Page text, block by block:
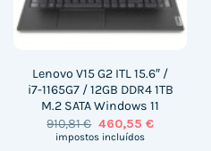
Lenovo V15 G2 ITL 15.6″ /
i7-1165G7 / 12GB DDR4 1TB
M.2 SATA Windows 11
910,81€ O
preço
460,55 €O
impostos incluídos